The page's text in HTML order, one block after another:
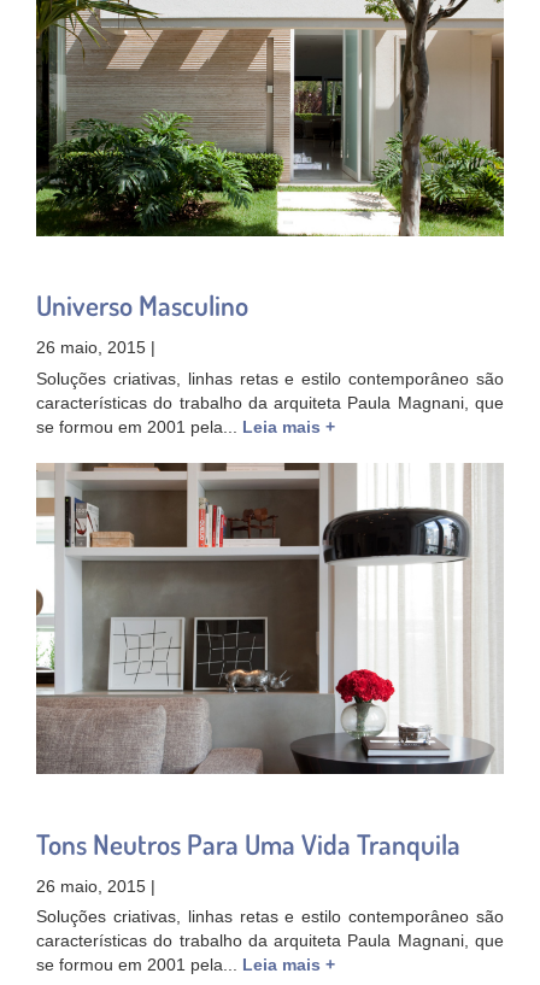
Universo Masculino
26 maio, 2015 |
Soluções criativas, linhas retas e estilo contemporâneo são
características do trabalho da arquiteta Paula Magnani, que
se formou em 2001 pela... Leia mais +
Tons Neutros Para Uma Vida Tranquila
26 maio, 2015 |
Soluções criativas, linhas retas e estilo contemporâneo são
características do trabalho da arquiteta Paula Magnani, que
se formou em 2001 pela... Leia mais +